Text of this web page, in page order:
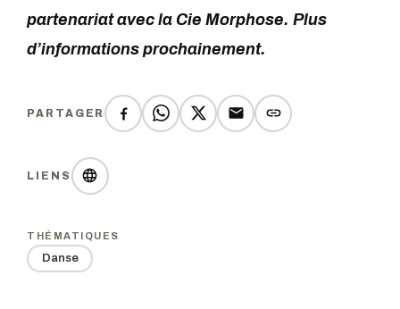
partenariat avec la Cie Morphose. Plus
d’informations prochainement.
PARTAGER
LIENS
THÉMATIQUES
Danse